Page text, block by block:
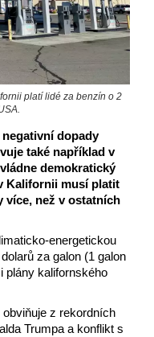
platí lidé za benzín o 2
dopady
také například v
demokratický
Kalifornii musí platit
více, než v ostatních
energetickou
za galon (1 galon
plány kalifornského
z rekordních
Trumpa a konflikt s